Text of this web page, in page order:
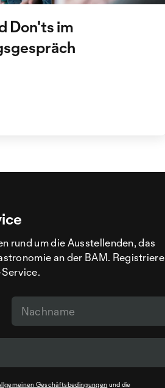
Don'ts im
rund um die Ausstellenden, das
an der BAM. Registriere
Geschäftsbedingungen und die